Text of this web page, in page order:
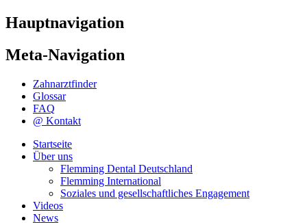
Hauptnavigation
Meta-Navigation
Zahnarztfinder
Glossar
FAQ
@ Kontakt
Startseite
Über uns
Flemming Dental Deutschland
Flemming International
Soziales und gesellschaftliches Engagement
Videos
News